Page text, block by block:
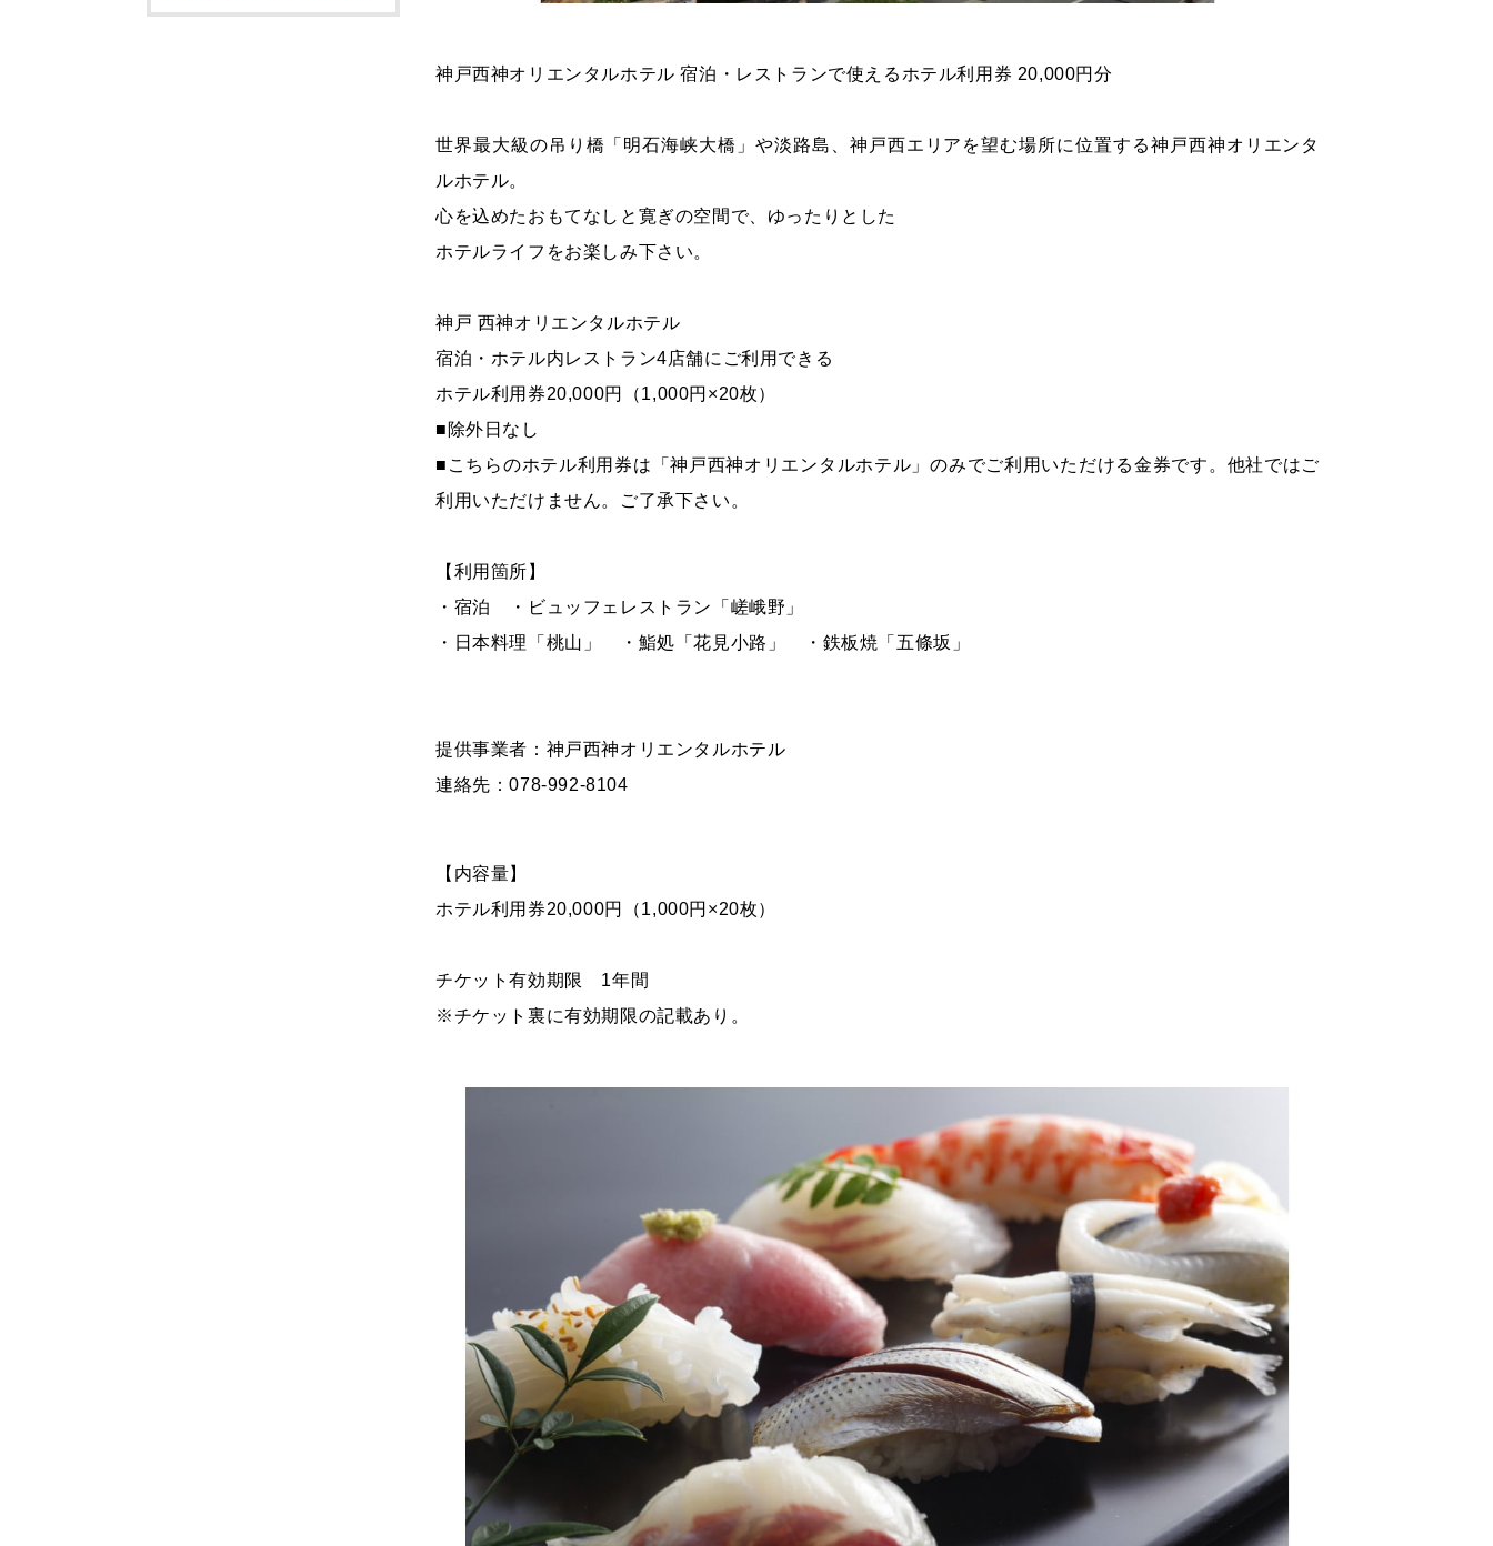
神戸西神オリエンタルホテル 宿泊・レストランで使えるホテル利用券 20,000円分
世界最大級の吊り橋「明石海峡大橋」や淡路島、神戸西エリアを望む場所に位置する神戸西神オリエンタ
ルホテル。
心を込めたおもてなしと寛ぎの空間で、ゆったりとした
ホテルライフをお楽しみ下さい。
神戸 西神オリエンタルホテル
宿泊・ホテル内レストラン4店舗にご利用できる
ホテル利用券20,000円（1,000円×20枚）
■除外日なし
■こちらのホテル利用券は「神戸西神オリエンタルホテル」のみでご利用いただける金券です。他社ではご
利用いただけません。ご了承下さい。
【利用箇所】
・宿泊 ・ビュッフェレストラン「嵯峨野」
・日本料理「桃山」 ・鮨処「花見小路」 ・鉄板焼「五條坂」
提供事業者：神戸西神オリエンタルホテル
連絡先：078-992-8104
【内容量】
ホテル利用券20,000円（1,000円×20枚）
チケット有効期限 1年間
※チケット裏に有効期限の記載あり。